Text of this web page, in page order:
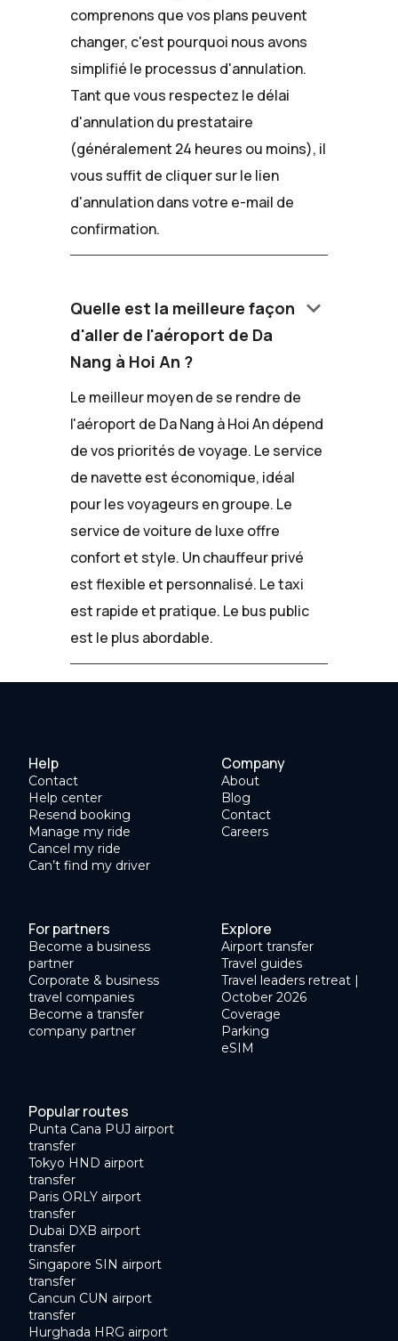
comprenons que vos plans peuvent
changer, c'est pourquoi nous avons
simplifié le processus d'annulation.
Tant que vous respectez le délai
d'annulation du prestataire
(généralement 24 heures ou moins), il
vous suffit de cliquer sur le lien
d'annulation dans votre e-mail de
confirmation.
Quelle est la meilleure façon
d'aller de l'aéroport de Da
Nang à Hoi An ?
keyboard_arrow_down
Le meilleur moyen de se rendre de
l'aéroport de Da Nang à Hoi An dépend
de vos priorités de voyage. Le service
de navette est économique, idéal
pour les voyageurs en groupe. Le
service de voiture de luxe offre
confort et style. Un chauffeur privé
est flexible et personnalisé. Le taxi
est rapide et pratique. Le bus public
est le plus abordable.
Help
Contact
Help center
Resend booking
Manage my ride
Cancel my ride
Can’t find my driver
Company
About
Blog
Contact
Careers
For partners
Become a business
partner
Corporate & business
travel companies
Become a transfer
company partner
Explore
Airport transfer
Travel guides
Travel leaders retreat |
October 2026
Coverage
Parking
eSIM
Popular routes
Punta Cana PUJ airport
transfer
Tokyo HND airport
transfer
Paris ORLY airport
transfer
Dubai DXB airport
transfer
Singapore SIN airport
transfer
Cancun CUN airport
transfer
Hurghada HRG airport